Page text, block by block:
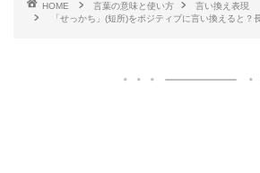
HOME 言葉の意味と使い方
言い換え表現
「せっかち」(短所)をポジティブに言い換えると？